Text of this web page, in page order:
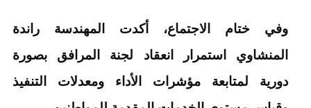
وفي ختام الاجتماع، أكدت المهندسة راندة
المنشاوي استمرار انعقاد لجنة المرافق بصورة
دورية لمتابعة مؤشرات الأداء ومعدلات التنفيذ